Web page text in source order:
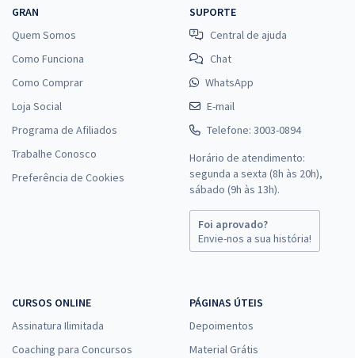
GRAN
Quem Somos
Como Funciona
Como Comprar
Loja Social
Programa de Afiliados
Trabalhe Conosco
Preferência de Cookies
SUPORTE
Central de ajuda
Chat
WhatsApp
E-mail
Telefone: 3003-0894
Horário de atendimento:
segunda a sexta (8h às 20h),
sábado (9h às 13h).
Foi aprovado?
Envie-nos a sua história!
CURSOS ONLINE
Assinatura Ilimitada
Coaching para Concursos
PÁGINAS ÚTEIS
Depoimentos
Material Grátis